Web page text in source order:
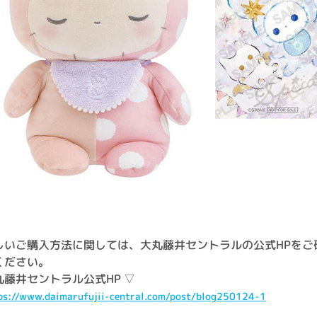
いご購入方法に関しては、大丸藤井セントラルの公式HPをご
さい。
藤井セントラル公式HP ▽
www.daimarufujii-central.com/post/blog250124-1